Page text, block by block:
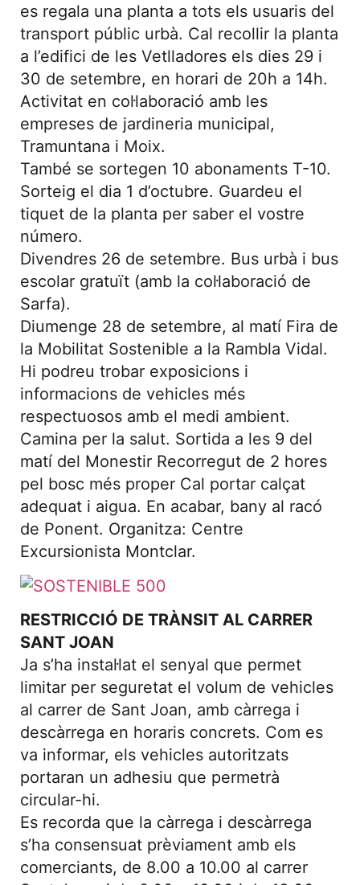
es regala una planta a tots els usuaris del
transport públic urbà. Cal recollir la planta
a l’edifici de les Vetlladores els dies 29 i
30 de setembre, en horari de 20h a 14h.
Activitat en col·laboració amb les
empreses de jardineria municipal,
Tramuntana i Moix.
També se sortegen 10 abonaments T-10.
Sorteig el dia 1 d’octubre. Guardeu el
tiquet de la planta per saber el vostre
número.
Divendres 26 de setembre. Bus urbà i bus
escolar gratuït (amb la col·laboració de
Sarfa).
Diumenge 28 de setembre, al matí Fira de
la Mobilitat Sostenible a la Rambla Vidal.
Hi podreu trobar exposicions i
informacions de vehicles més
respectuosos amb el medi ambient.
Camina per la salut. Sortida a les 9 del
matí del Monestir Recorregut de 2 hores
pel bosc més proper Cal portar calçat
adequat i aigua. En acabar, bany al racó
de Ponent. Organitza: Centre
Excursionista Montclar.
RESTRICCIÓ DE TRÀNSIT AL CARRER
SANT JOAN
Ja s’ha instal·lat el senyal que permet
limitar per seguretat el volum de vehicles
al carrer de Sant Joan, amb càrrega i
descàrrega en horaris concrets. Com es
va informar, els vehicles autoritzats
portaran un adhesiu que permetrà
circular-hi.
Es recorda que la càrrega i descàrrega
s’ha consensuat prèviament amb els
comerciants, de 8.00 a 10.00 al carrer